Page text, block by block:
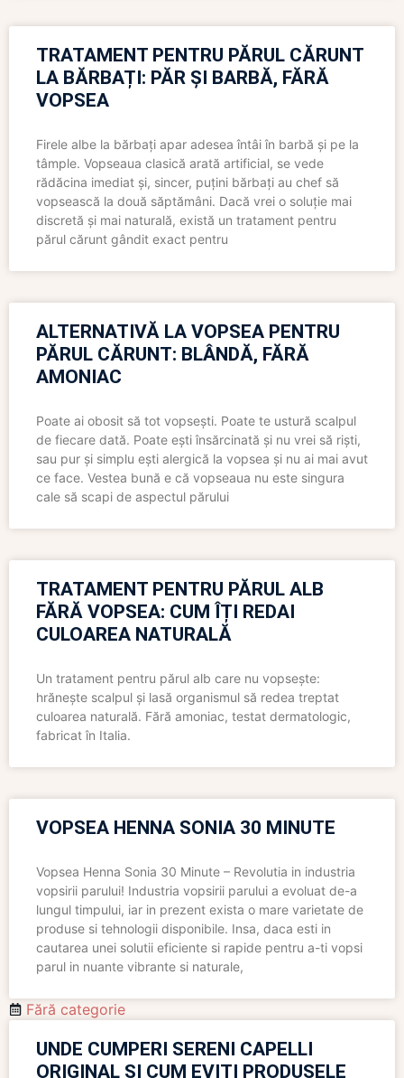
TRATAMENT PENTRU PĂRUL CĂRUNT
LA BĂRBAȚI: PĂR ȘI BARBĂ, FĂRĂ
VOPSEA
Firele albe la bărbați apar adesea întâi în barbă și pe la
tâmple. Vopseaua clasică arată artificial, se vede
rădăcina imediat și, sincer, puțini bărbați au chef să
vopsească la două săptămâni. Dacă vrei o soluție mai
discretă și mai naturală, există un tratament pentru
părul cărunt gândit exact pentru
ALTERNATIVĂ LA VOPSEA PENTRU
PĂRUL CĂRUNT: BLÂNDĂ, FĂRĂ
AMONIAC
Poate ai obosit să tot vopsești. Poate te ustură scalpul
de fiecare dată. Poate ești însărcinată și nu vrei să riști,
sau pur și simplu ești alergică la vopsea și nu ai mai avut
ce face. Vestea bună e că vopseaua nu este singura
cale să scapi de aspectul părului
TRATAMENT PENTRU PĂRUL ALB
FĂRĂ VOPSEA: CUM ÎȚI REDAI
CULOAREA NATURALĂ
Un tratament pentru părul alb care nu vopsește:
hrănește scalpul și lasă organismul să redea treptat
culoarea naturală. Fără amoniac, testat dermatologic,
fabricat în Italia.
VOPSEA HENNA SONIA 30 MINUTE
Vopsea Henna Sonia 30 Minute – Revolutia in industria
vopsirii parului! Industria vopsirii parului a evoluat de-a
lungul timpului, iar in prezent exista o mare varietate de
produse si tehnologii disponibile. Insa, daca esti in
cautarea unei solutii eficiente si rapide pentru a-ti vopsi
parul in nuante vibrante si naturale,
Fără categorie
UNDE CUMPERI SERENI CAPELLI
ORIGINAL ȘI CUM EVIȚI PRODUSELE